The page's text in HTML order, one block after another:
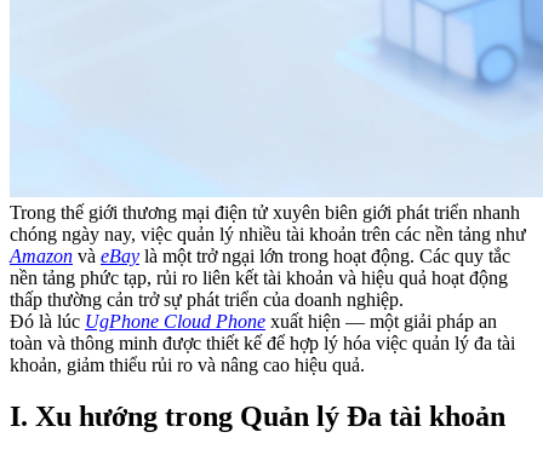
Trong thế giới thương mại điện tử xuyên biên giới phát triển nhanh
chóng ngày nay, việc quản lý nhiều tài khoản trên các nền tảng như
Amazon và eBay là một trở ngại lớn trong hoạt động. Các quy tắc
nền tảng phức tạp, rủi ro liên kết tài khoản và hiệu quả hoạt động
thấp thường cản trở sự phát triển của doanh nghiệp.
Đó là lúc UgPhone Cloud Phone xuất hiện — một giải pháp an
toàn và thông minh được thiết kế để hợp lý hóa việc quản lý đa tài
khoản, giảm thiểu rủi ro và nâng cao hiệu quả.
I. Xu hướng trong Quản lý Đa tài khoản